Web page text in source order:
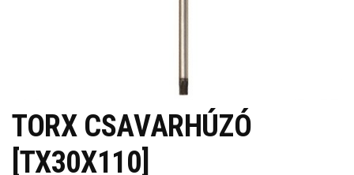
TORX CSAVARHÚZÓ
[TX30X110]